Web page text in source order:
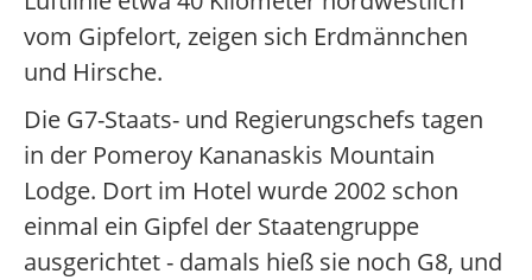
vom Gipfelort, zeigen sich Erdmännchen
und Hirsche.
Die G7-Staats- und Regierungschefs tagen
in der Pomeroy Kananaskis Mountain
Lodge. Dort im Hotel wurde 2002 schon
einmal ein Gipfel der Staatengruppe
ausgerichtet - damals hieß sie noch G8, und